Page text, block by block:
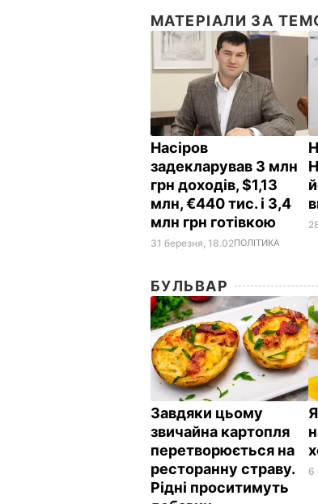
МАТЕРІАЛИ ЗА
Насіров
задекларував 3 млн
грн доходів, $1,13
млн, €440 тис. і 3,4
млн грн готівкою
31 березня, 18.02ПОЛІТИКА
БУЛЬВАР
Завдяки цьому
звичайна картопля
перетворюється на
ресторанну страву.
Рідні проситимуть
6